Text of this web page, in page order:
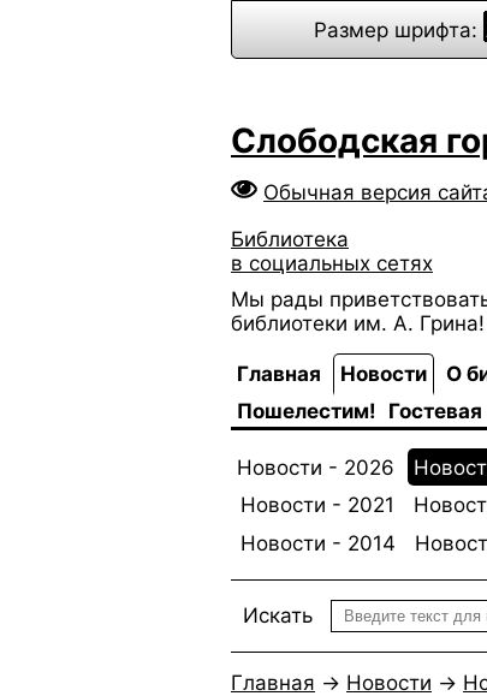
Размер шрифта:
Слободская
Обычная версия
Библиотека
в социальных сетях
Мы рады
библиотеки им. А. Грина!
Главная Новости О
Пошелестим!
Гостевая
Новости - 2026
Новости - 2021
Новости - 2014
Искать
Главная → Новости →